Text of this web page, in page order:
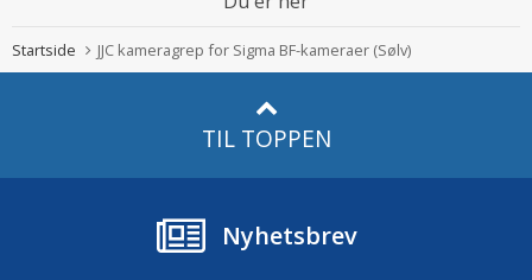
Startside JJC kameragrep for Sigma BF-kameraer (Sølv)
TIL TOPPEN
Nyhetsbrev